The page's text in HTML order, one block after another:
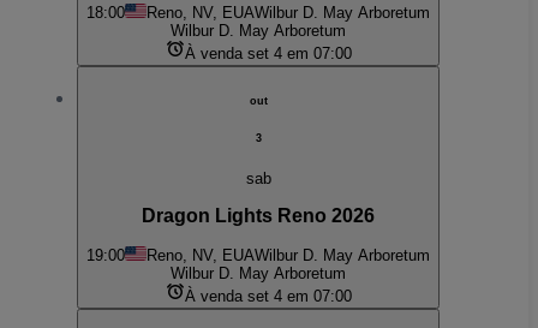
18:00 Reno, NV, EUAWilbur D. May Arboretum
Wilbur D. May Arboretum
À venda set 4 em 07:00
out
3
sab
Dragon Lights Reno 2026
19:00 Reno, NV, EUAWilbur D. May Arboretum
Wilbur D. May Arboretum
À venda set 4 em 07:00